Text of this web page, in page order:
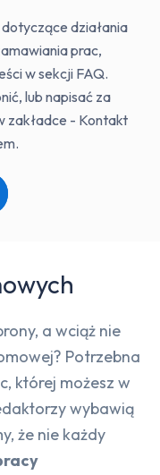
działania
prac,
w sekcji FAQ.
lub napisać za
zakładce - Kontakt
a wciąż nie
Potrzebna
której możesz w
wybawią
że nie każdy